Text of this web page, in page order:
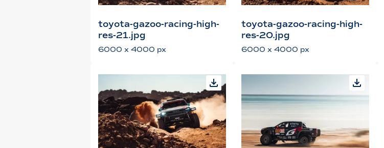
toyota-gazoo-racing-high-
res-21.jpg
6000 x 4000 px
toyota-gazoo-racing-high-
res-20.jpg
6000 x 4000 px